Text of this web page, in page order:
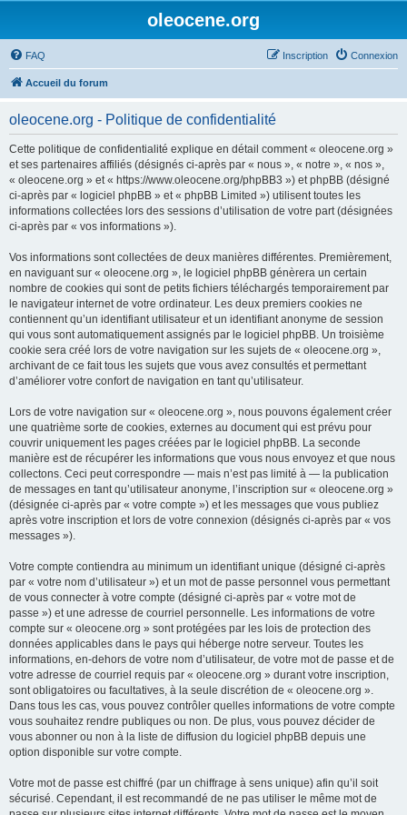
oleocene.org
FAQ Connexion
Inscription
Accueil du forum
oleocene.org - Politique de confidentialité
Cette politique de confidentialité explique en détail comment « oleocene.org »
et ses partenaires affiliés (désignés ci-après par « nous », « notre », « nos »,
« oleocene.org » et « https://www.oleocene.org/phpBB3 ») et phpBB (désigné
ci-après par « logiciel phpBB » et « phpBB Limited ») utilisent toutes les
informations collectées lors des sessions d’utilisation de votre part (désignées
ci-après par « vos informations »).
Vos informations sont collectées de deux manières différentes. Premièrement,
en naviguant sur « oleocene.org », le logiciel phpBB génèrera un certain
nombre de cookies qui sont de petits fichiers téléchargés temporairement par
le navigateur internet de votre ordinateur. Les deux premiers cookies ne
contiennent qu’un identifiant utilisateur et un identifiant anonyme de session
qui vous sont automatiquement assignés par le logiciel phpBB. Un troisième
cookie sera créé lors de votre navigation sur les sujets de « oleocene.org »,
archivant de ce fait tous les sujets que vous avez consultés et permettant
d’améliorer votre confort de navigation en tant qu’utilisateur.
Lors de votre navigation sur « oleocene.org », nous pouvons également créer
une quatrième sorte de cookies, externes au document qui est prévu pour
couvrir uniquement les pages créées par le logiciel phpBB. La seconde
manière est de récupérer les informations que vous nous envoyez et que nous
collectons. Ceci peut correspondre — mais n’est pas limité à — la publication
de messages en tant qu’utilisateur anonyme, l’inscription sur « oleocene.org »
(désignée ci-après par « votre compte ») et les messages que vous publiez
après votre inscription et lors de votre connexion (désignés ci-après par « vos
messages »).
Votre compte contiendra au minimum un identifiant unique (désigné ci-après
par « votre nom d’utilisateur ») et un mot de passe personnel vous permettant
de vous connecter à votre compte (désigné ci-après par « votre mot de
passe ») et une adresse de courriel personnelle. Les informations de votre
compte sur « oleocene.org » sont protégées par les lois de protection des
données applicables dans le pays qui héberge notre serveur. Toutes les
informations, en-dehors de votre nom d’utilisateur, de votre mot de passe et de
votre adresse de courriel requis par « oleocene.org » durant votre inscription,
sont obligatoires ou facultatives, à la seule discrétion de « oleocene.org ».
Dans tous les cas, vous pouvez contrôler quelles informations de votre compte
vous souhaitez rendre publiques ou non. De plus, vous pouvez décider de
vous abonner ou non à la liste de diffusion du logiciel phpBB depuis une
option disponible sur votre compte.
Votre mot de passe est chiffré (par un chiffrage à sens unique) afin qu’il soit
sécurisé. Cependant, il est recommandé de ne pas utiliser le même mot de